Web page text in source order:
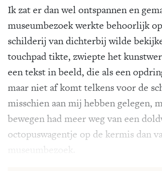
Ik zat er dan wel ontspannen en
museumbezoek werkte behoorlijk
schilderij van dichterbij wilde
touchpad tikte, zwiepte het
een tekst in beeld, die als een
maar niet af komt telkens voor de
misschien aan mij hebben gelegen,
bewegen had meer weg van een
octopuswagentje op de kermis dan
museumbezoek.